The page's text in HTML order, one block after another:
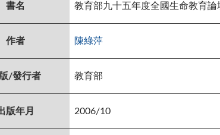
書名 教育部九十五年度全國生命教育
作者 陳綠萍
/發行者 教育部
版年月 2006/10